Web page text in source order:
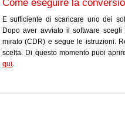
Come eseguire la
E sufficiente di scaricare uno dei
Dopo aver avviato il software
mirato (CDR) e segue le istruzioni.
scelta. Di questo momento puoi
qui.